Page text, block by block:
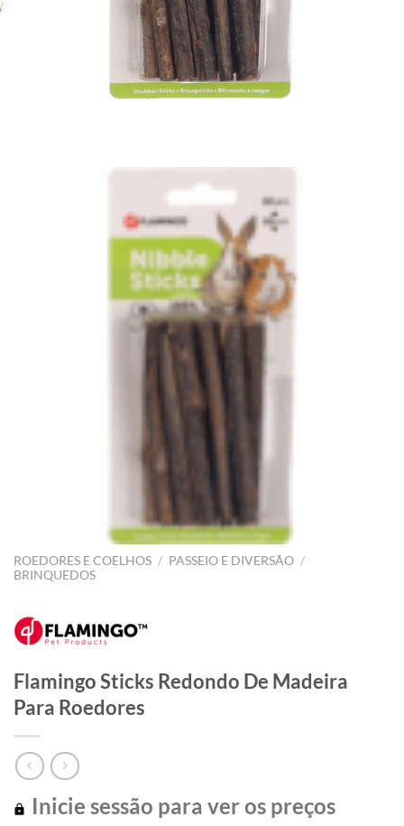
ROEDORES E COELHOS / PASSEIO E DIVERSÃO /
BRINQUEDOS
Flamingo Sticks Redondo De Madeira
Para Roedores
Inicie sessão para ver os preços